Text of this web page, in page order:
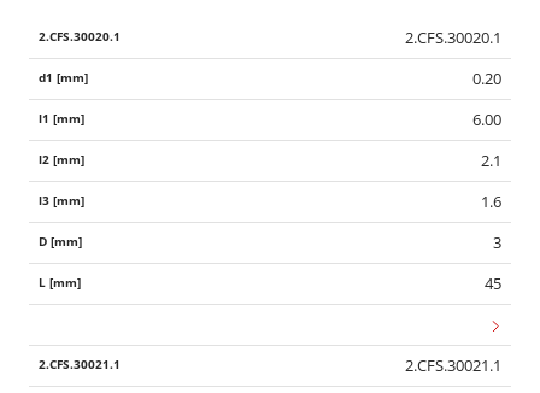
2.CFS.30020.1
0.20
6.00
2.1
1.6
3
45
2.CFS.30021.1